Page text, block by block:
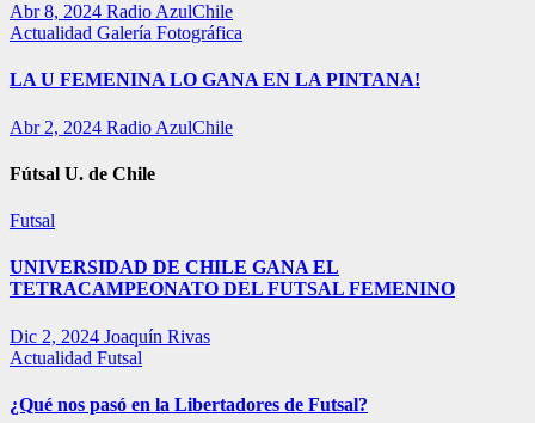
Abr 8, 2024 Radio AzulChile
Actualidad Galería Fotográfica
LA U FEMENINA LO GANA EN LA PINTANA!
Abr 2, 2024 Radio AzulChile
Fútsal U. de Chile
Futsal
UNIVERSIDAD DE CHILE GANA EL
TETRACAMPEONATO DEL FUTSAL FEMENINO
Dic 2, 2024 Joaquín Rivas
Actualidad Futsal
¿Qué nos pasó en la Libertadores de Futsal?